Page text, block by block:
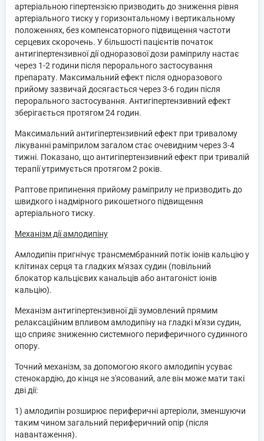
артеріальною гіпертензією призводить до зниження рівня
артеріального тиску у горизонтальному і вертикальному
положеннях, без компенсаторного підвищення частоти
серцевих скорочень. У більшості пацієнтів початок
антигіпертензивної дії одноразової дози раміприлу настає
через 1-2 години після перорального застосування
препарату. Максимальний ефект після одноразового
прийому зазвичай досягається через 3-6 годин після
перорального застосування. Антигіпертензивний ефект
зберігається протягом 24 годин.
Максимальний антигіпертензивний ефект при тривалому
лікуванні раміприлом загалом стає очевидним через 3-4
тижні. Показано, що антигіпертензивний ефект при тривалій
терапії утримується протягом 2 років.
Раптове припинення прийому раміприлу не призводить до
швидкого і надмірного рикошетного підвищення
артеріального тиску.
Механізм дії амлодипіну
Амлодипін пригнічує трансмембранний потік іонів кальцію у
клітинах серця та гладких м'язах судин (повільний
блокатор кальцієвих канальців або антагоніст іонів
кальцію).
Механізм антигіпертензивної дії зумовлений прямим
релаксаційним впливом амлодипіну на гладкі м'язи судин,
що сприяє зниженню системного периферичного судинного
опору.
Точний механізм, за допомогою якого амлодипін усуває
стенокардію, до кінця не з'ясований, але він може мати такі
дві дії:
1) амлодипін розширює периферичні артеріоли, зменшуючи
таким чином загальний периферичний опір (після
навантаження).